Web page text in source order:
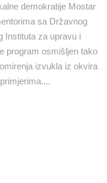
demokratije Mostar
sa Državnog
Instituta za upravu i
program osmišljen tako
izvukla iz okvira